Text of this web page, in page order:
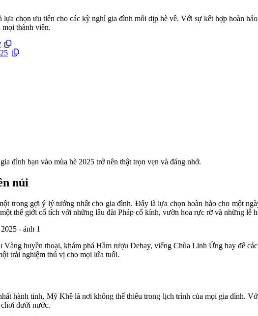
chọn ưu tiên cho các kỳ nghỉ gia đình mỗi dịp hè về. Với sự kết hợp hoàn
mọi thành viên.
đình bạn vào mùa hè 2025 trở nên thật trọn vẹn và đáng nhớ.
núi
trong gợi ý lý tưởng nhất cho gia đình. Đây là lựa chọn hoàn hảo cho một
thế giới cổ tích với những lâu đài Pháp cổ kính, vườn hoa rực rỡ và những lễ
Vàng huyền thoại, khám phá Hầm rượu Debay, viếng Chùa Linh Ứng hay để
trải nghiệm thú vị cho mọi lứa tuổi.
hành tinh, Mỹ Khê là nơi không thể thiếu trong lịch trình của mọi gia đình.
dưới nước.